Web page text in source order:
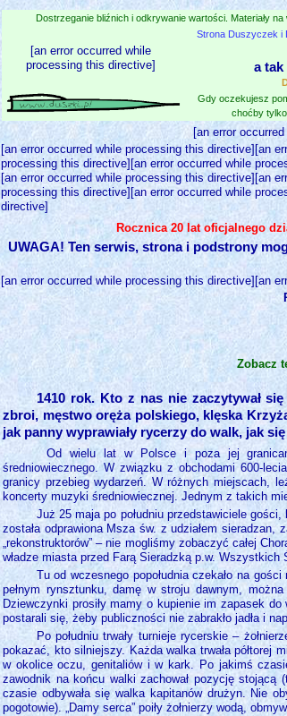
Dostrzeganie bliźnich i odkrywanie wartości. Materiały
[an error occurred while
processing this directive]
Strona Duszyczek i
a tak
Gdy oczekujesz
choćby
[an error
[an error occurred while processing this directive][an
processing this directive][an error occurred while
[an error occurred while processing this directive][an
processing this directive][an error occurred while
directive]
Rocznica 20 lat oficjalnego
UWAGA! Ten serwis, strona i podstrony
[an error occurred while processing this directive][an
Zobacz
1410 rok. Kto z nas nie zaczytywał
zbroi, męstwo oręża polskiego, klęska
jak panny wyprawiały rycerzy do walk, jak
Od wielu lat w Polsce i poza jej
średniowiecznego. W związku z obchodami 600-
granicy przebieg wydarzeń. W różnych miejscach,
koncerty muzyki średniowiecznej. Jednym z takich
Już 25 maja po południu przedstawiciele
została odprawiona Msza św. z udziałem
„rekonstruktorów” – nie mogliśmy zobaczyć całej
władze miasta przed Farą Sieradzką p.w.
Tu od wczesnego popołudnia czekało na
pełnym rynsztunku, damę w stroju dawnym,
Dziewczynki prosiły mamy o kupienie im zapasek
postarali się, żeby publiczności nie zabrakło jadła i
Po południu trwały turnieje rycerskie –
pokazać, kto silniejszy. Każda walka trwała półtorej
w okolice oczu, genitaliów i w kark. Po jakimś
zawodnik na końcu walki zachował pozycję
czasie odbywała się walka kapitanów drużyn. Nie
pogotowie). „Damy serca” poiły żołnierzy wodą,